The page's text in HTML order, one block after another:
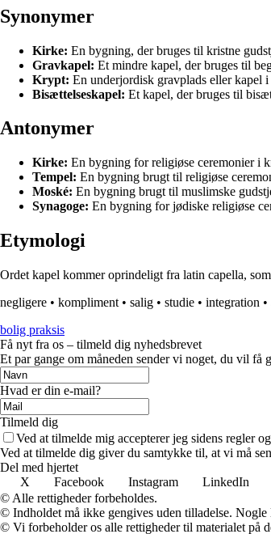
Synonymer
Kirke: En bygning, der bruges til kristne
Gravkapel: Et mindre kapel, der bruges til
Krypt: En underjordisk gravplads eller kapel
Bisættelseskapel: Et kapel, der bruges til
Antonymer
Kirke: En bygning for religiøse ceremonier i
Tempel: En bygning brugt til religiøse
Moské: En bygning brugt til muslimske
Synagoge: En bygning for jødiske religiøse
Etymologi
Ordet kapel kommer oprindeligt fra latin capella,
negligere • kompliment • salig • studie • integration •
bolig praksis
Få nyt fra os – tilmeld dig nyhedsbrevet
Et par gange om måneden sender vi noget, du vil få
Hvad er din e-mail?
Tilmeld dig
Ved at tilmelde mig accepterer jeg sidens regler
Ved at tilmelde dig giver du samtykke til, at vi må
Del med hjertet
X
Facebook Instagram LinkedIn
© Alle rettigheder forbeholdes.
© Indholdet må ikke gengives uden tilladelse.
© Vi forbeholder os alle rettigheder til materialet på